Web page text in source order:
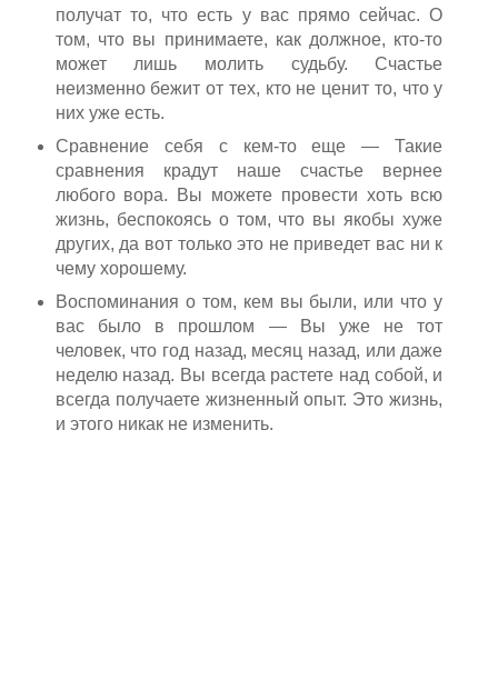
получат то, что есть у вас прямо сейчас. О
том, что вы принимаете, как должное, кто-то
может лишь молить судьбу. Счастье
неизменно бежит от тех, кто не ценит то, что у
них уже есть.
Сравнение себя с кем-то еще — Такие
сравнения крадут наше счастье вернее
любого вора. Вы можете провести хоть всю
жизнь, беспокоясь о том, что вы якобы хуже
других, да вот только это не приведет вас ни к
чему хорошему.
Воспоминания о том, кем вы были, или что у
вас было в прошлом — Вы уже не тот
человек, что год назад, месяц назад, или даже
неделю назад. Вы всегда растете над собой, и
всегда получаете жизненный опыт. Это жизнь,
и этого никак не изменить.